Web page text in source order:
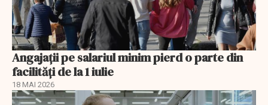
Angajații pe salariul minim pierd o parte din
facilități de la 1 iulie
18 MAI 2026